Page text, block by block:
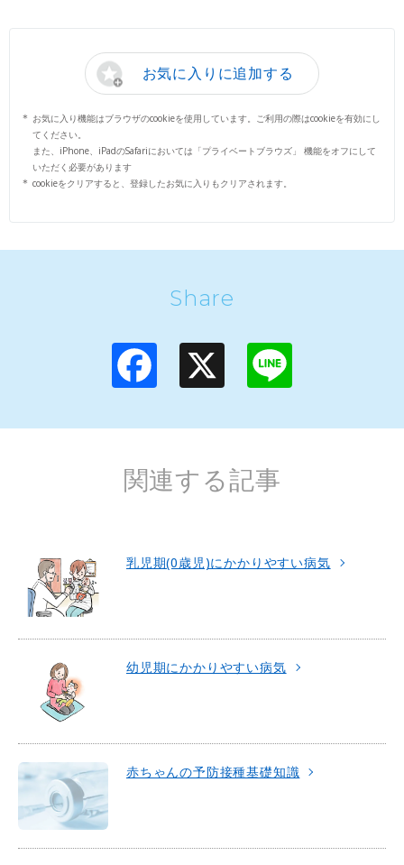
お気に入りに追加する
お気に入り機能はブラウザのcookieを使用しています。ご利用の際はcookieを有効にし
てください。
また、iPhone、iPadのSafariにおいては「プライベートブラウズ」 機能をオフにして
いただく必要があります
cookieをクリアすると、登録したお気に入りもクリアされます。
Share
L
e
関連する記事
乳児期(0歳児)にかかりやすい病気
幼児期にかかりやすい病気
赤ちゃんの予防接種基礎知識